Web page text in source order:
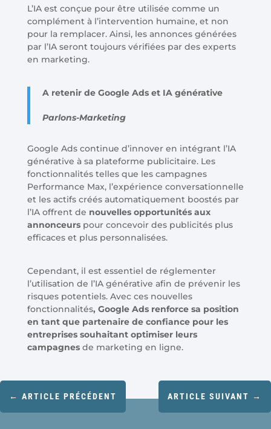
L’IA est conçue pour être utilisée comme un
complément à l’intervention humaine, et non
pour la remplacer. Ainsi, les annonces générées
par l’IA seront toujours vérifiées par des experts
en marketing.
A retenir de Google Ads et IA générative
Parlons-Marketing
Google Ads continue d’innover en intégrant l’IA
générative à sa plateforme publicitaire. Les
fonctionnalités telles que les campagnes
Performance Max, l’expérience conversationnelle
et les actifs créés automatiquement boostés par
l’IA offrent de nouvelles opportunités aux
annonceurspour concevoir des publicités plus
efficaces et plus personnalisées.
Cependant, il est essentiel de réglementer
l’utilisation de l’IA générative afin de prévenir les
risques potentiels. Avec ces nouvelles
fonctionnalités, Google Ads renforce sa position
en tant que partenaire de confiance pour les
entreprises souhaitant optimiser leurs
campagnesde marketing en ligne.
← ARTICLE PRÉCÉDENT ARTICLE SUIVANT →